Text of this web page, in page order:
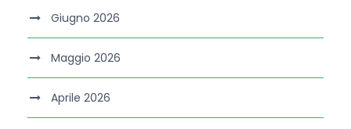
Giugno 2026
Maggio 2026
Aprile 2026